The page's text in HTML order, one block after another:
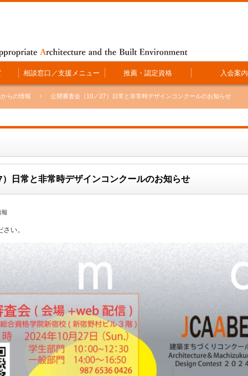
相談窓口／支援メニュー 推薦・認定資格 入会案内
らの情報 公開審査会（10／27）日常と非常時デザインコンクールのお知らせ
日常と非常時デザインコンクールのお知らせ
報
い。